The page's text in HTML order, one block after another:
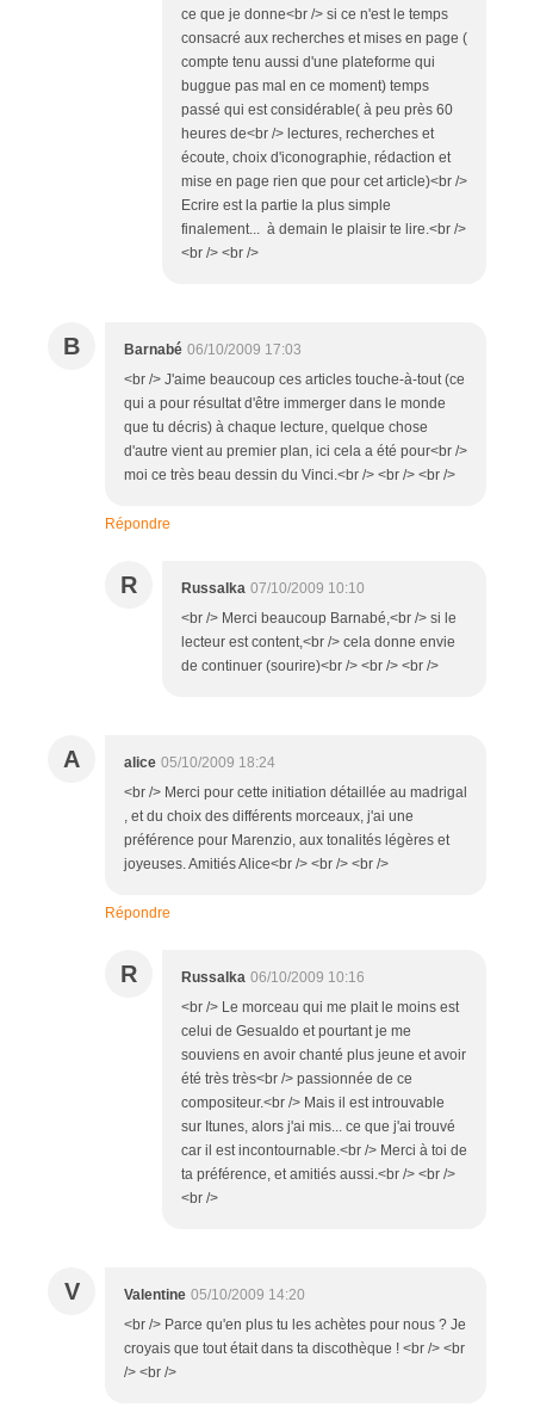
ce que je donne<br /> si ce n'est le temps
consacré aux recherches et mises en page (
compte tenu aussi d'une plateforme qui
buggue pas mal en ce moment) temps
passé qui est considérable( à peu près 60
heures de<br /> lectures, recherches et
écoute, choix d'iconographie, rédaction et
mise en page rien que pour cet article)<br />
Ecrire est la partie la plus simple
finalement... à demain le plaisir te lire.<br />
<br /> <br />
B Barnabé 06/10/2009 17:03
<br /> J'aime beaucoup ces articles touche-à-tout (ce
qui a pour résultat d'être immerger dans le monde
que tu décris) à chaque lecture, quelque chose
d'autre vient au premier plan, ici cela a été pour<br />
moi ce très beau dessin du Vinci.<br /> <br /> <br />
Répondre
R Russalka 07/10/2009 10:10
<br /> Merci beaucoup Barnabé,<br /> si le
lecteur est content,<br /> cela donne envie
de continuer (sourire)<br /> <br /> <br />
A alice 05/10/2009 18:24
<br /> Merci pour cette initiation détaillée au madrigal
, et du choix des différents morceaux, j'ai une
préférence pour Marenzio, aux tonalités légères et
joyeuses. Amitiés Alice<br /> <br /> <br />
Répondre
R Russalka 06/10/2009 10:16
<br /> Le morceau qui me plait le moins est
celui de Gesualdo et pourtant je me
souviens en avoir chanté plus jeune et avoir
été très très<br /> passionnée de ce
compositeur.<br /> Mais il est introuvable
sur Itunes, alors j'ai mis... ce que j'ai trouvé
car il est incontournable.<br /> Merci à toi de
ta préférence, et amitiés aussi.<br /> <br />
<br />
V Valentine 05/10/2009 14:20
<br /> Parce qu'en plus tu les achètes pour nous ? Je
croyais que tout était dans ta discothèque ! <br /> <br
/> <br />